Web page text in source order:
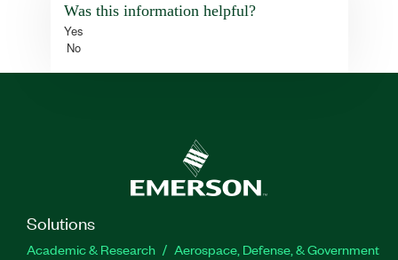
Was this information helpful?
Yes
No
Solutions
Academic & Research
Aerospace, Defense, & Government